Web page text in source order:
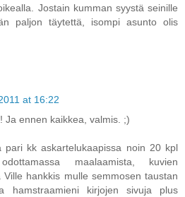
Jostain kumman syystä seinille
paljon täytettä, isompi asunto olis
at 16:22
Ja ennen kaikkea, valmis. ;)
pari kk askartelukaapissa noin 20 kpl
maalaamista, kuvien
hankkis mulle semmosen taustan
hamstraamieni kirjojen sivuja plus